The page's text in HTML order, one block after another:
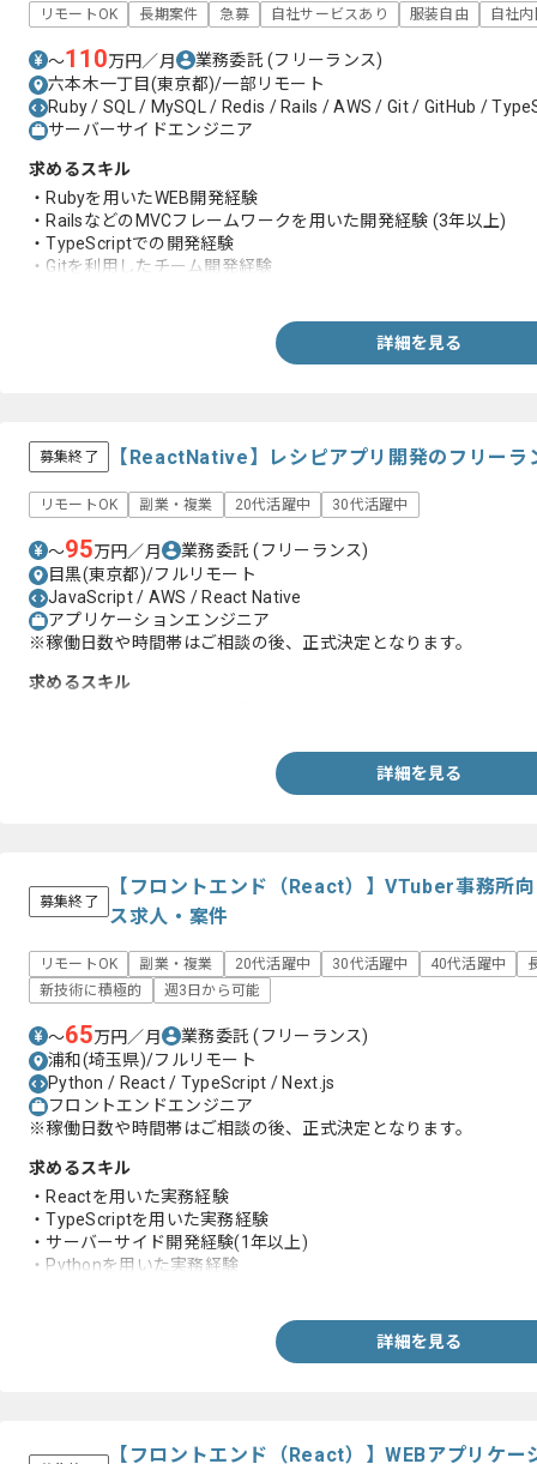
リモートOK 長期案件 急募 自社サービスあり 服装自由 自社
〜110万円／月 業務委託(フリーランス)
六本木一丁目(東京都)/一部リモート
Ruby / SQL / MySQL / Redis / Rails / AWS / Git / GitHub /
サーバーサイドエンジニア
求めるスキル
・Rubyを用いたWEB開発経験
・RailsなどのMVCフレームワークを用いた開発経験 (3年以上)
・TypeScriptでの開発経験
・Gitを利用したチーム開発経験
詳細を見る
募集終了 【ReactNative】レシピアプリ開発のフリーラ
リモートOK 副業・複業 20代活躍中 30代活躍中
〜95万円／月 業務委託(フリーランス)
目黒(東京都)/フルリモート
JavaScript / AWS / React Native
アプリケーションエンジニア
※稼働日数や時間帯はご相談の後、正式決定となります。
求めるスキル
詳細を見る
募集終了
【フロントエンド（React）】VTuber事務所
ス求人・案件
リモートOK 副業・複業 20代活躍中 30代活躍中 40代活躍中
新技術に積極的
週3日から可能
〜65万円／月 業務委託(フリーランス)
浦和(埼玉県)/フルリモート
Python / React / TypeScript / Next.js
フロントエンドエンジニア
※稼働日数や時間帯はご相談の後、正式決定となります。
求めるスキル
・Reactを用いた実務経験
・TypeScriptを用いた実務経験
・サーバーサイド開発経験(1年以上)
・Pythonを用いた実務経験
詳細を見る
【フロントエンド（React）】WEBアプリケー